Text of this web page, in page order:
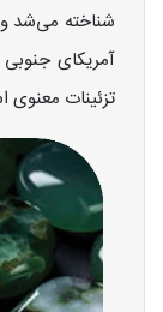
شناخته می‌شد
آمریکای
تزئینات معنوی